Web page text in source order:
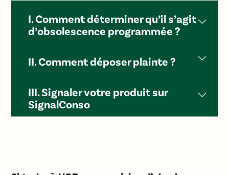
I. Comment déterminer qu’il s’agit
d’obsolescence programmée ?
II. Comment déposer plainte ?
III. Signaler votre produit sur
SignalConso